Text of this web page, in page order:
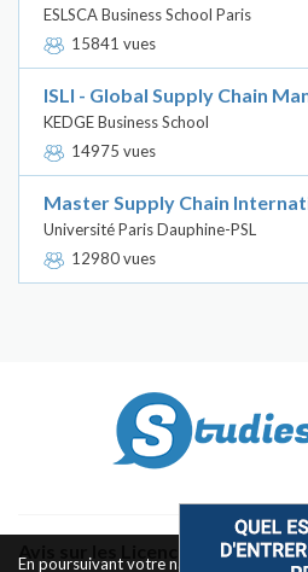
ESLSCA Business School Paris
15841 vues
ISLI - Global Supply Chain
KEDGE Business School
14975 vues
Master Supply Chain
Université Paris Dauphine-PSL
12980 vues
Avis sur les Licences & Bachelors
En poursuivant votre navigation sur ce